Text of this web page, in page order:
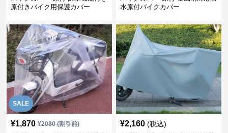
原付きバイク用保護カバー
水原付バイクカバー
SALE
¥1,870 ¥2080(割引前) ¥2,160 (税込)